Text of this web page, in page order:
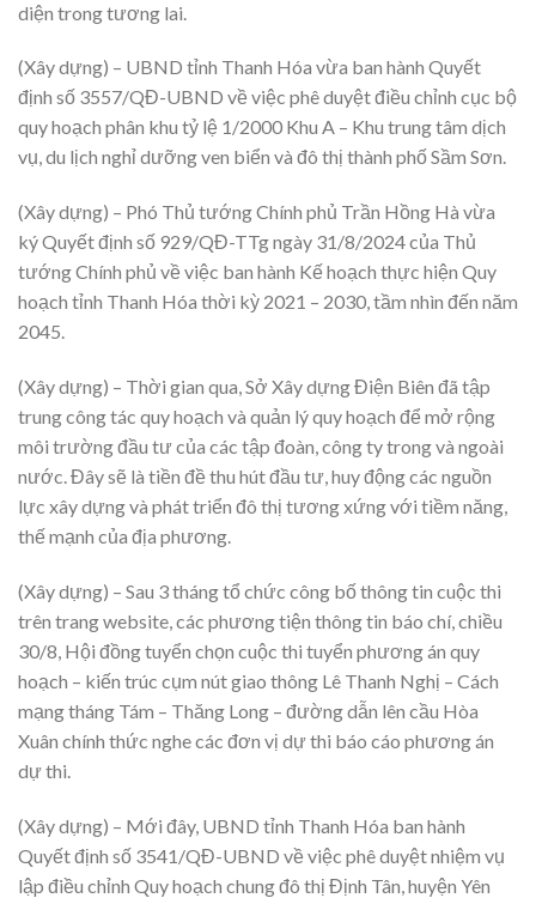
diện trong tương lai.
(Xây dựng) – UBND tỉnh Thanh Hóa vừa ban hành Quyết
định số 3557/QĐ-UBND về việc phê duyệt điều chỉnh cục bộ
quy hoạch phân khu tỷ lệ 1/2000 Khu A – Khu trung tâm dịch
vụ, du lịch nghỉ dưỡng ven biển và đô thị thành phố Sầm Sơn.
(Xây dựng) – Phó Thủ tướng Chính phủ Trần Hồng Hà vừa
ký Quyết định số 929/QĐ-TTg ngày 31/8/2024 của Thủ
tướng Chính phủ về việc ban hành Kế hoạch thực hiện Quy
hoạch tỉnh Thanh Hóa thời kỳ 2021 – 2030, tầm nhìn đến năm
2045.
(Xây dựng) – Thời gian qua, Sở Xây dựng Điện Biên đã tập
trung công tác quy hoạch và quản lý quy hoạch để mở rộng
môi trường đầu tư của các tập đoàn, công ty trong và ngoài
nước. Đây sẽ là tiền đề thu hút đầu tư, huy động các nguồn
lực xây dựng và phát triển đô thị tương xứng với tiềm năng,
thế mạnh của địa phương.
(Xây dựng) – Sau 3 tháng tổ chức công bố thông tin cuộc thi
trên trang website, các phương tiện thông tin báo chí, chiều
30/8, Hội đồng tuyển chọn cuộc thi tuyển phương án quy
hoạch – kiến trúc cụm nút giao thông Lê Thanh Nghị – Cách
mạng tháng Tám – Thăng Long – đường dẫn lên cầu Hòa
Xuân chính thức nghe các đơn vị dự thi báo cáo phương án
dự thi.
(Xây dựng) – Mới đây, UBND tỉnh Thanh Hóa ban hành
Quyết định số 3541/QĐ-UBND về việc phê duyệt nhiệm vụ
lập điều chỉnh Quy hoạch chung đô thị Định Tân, huyện Yên